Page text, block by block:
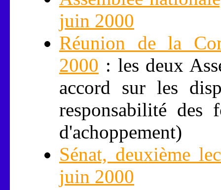
juin 2000
Réunion de la
2000 : les deux
accord sur les
responsabilité des
d'achoppement)
Sénat, deuxième
juin 2000